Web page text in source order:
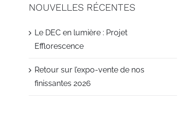
NOUVELLES RÉCENTES
Le DEC en lumière : Projet
Efflorescence
Retour sur l’expo-vente de nos
finissantes 2026